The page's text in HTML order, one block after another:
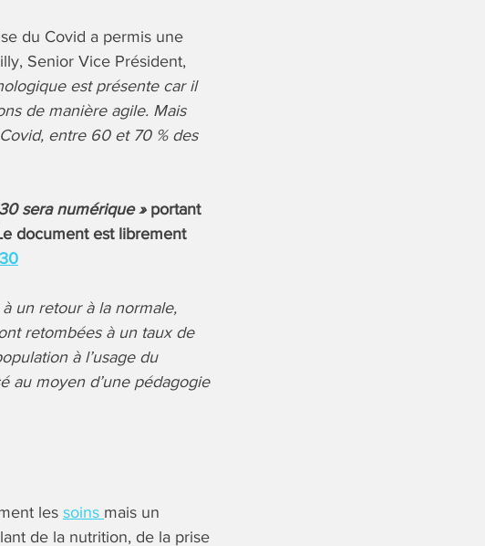
du Covid a permis une
Senior Vice Président,
est présente car il
de manière agile. Mais
entre 60 et 70 % des
sera numérique »portant
document est librement
un retour à la normale,
retombées à un taux de
à l’usage du
au moyen d’une pédagogie
les soins mais un
de la nutrition, de la prise